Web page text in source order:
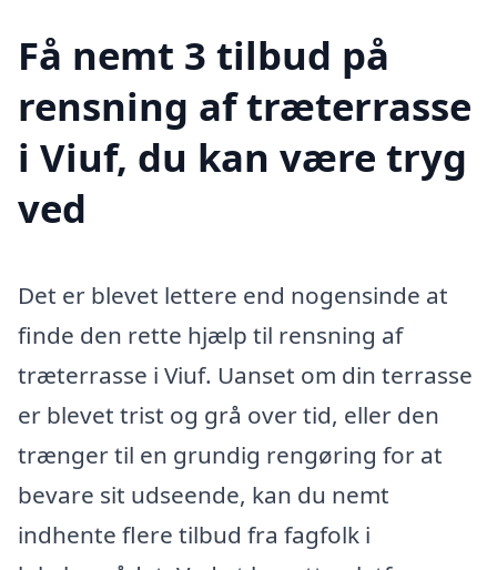
Få nemt 3 tilbud på
rensning af træterrasse
i Viuf, du kan være tryg
ved
Det er blevet lettere end nogensinde at
finde den rette hjælp til rensning af
træterrasse i Viuf. Uanset om din terrasse
er blevet trist og grå over tid, eller den
trænger til en grundig rengøring for at
bevare sit udseende, kan du nemt
indhente flere tilbud fra fagfolk i